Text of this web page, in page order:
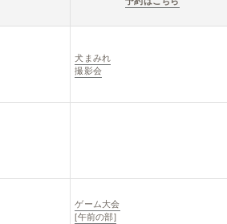
犬まみれ
撮影会
ゲーム大会
[午前の部]